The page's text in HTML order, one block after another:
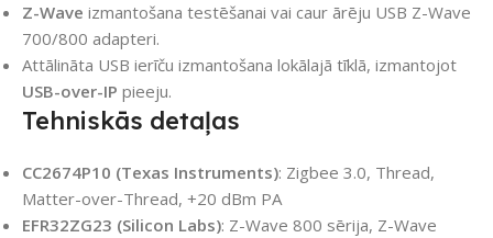
Z-Wave izmantošana testēšanai vai caur ārēju USB Z-Wave
700/800 adapteri.
Attālināta USB ierīču izmantošana lokālajā tīklā, izmantojot
USB-over-IP pieeju.
Tehniskās detaļas
CC2674P10 (Texas Instruments): Zigbee 3.0, Thread,
Matter-over-Thread, +20 dBm PA
EFR32ZG23 (Silicon Labs): Z-Wave 800 sērija, Z-Wave